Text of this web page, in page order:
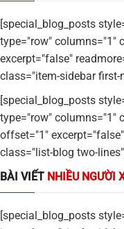
[special_blog_posts
type="row" columns="1"
excerpt="false"
class="item-sidebar first-
[special_blog_posts
type="row" columns="1"
offset="1"
class="list-blog two-
BÀI VIẾT NHIỀU NGƯỜI
[special_blog_posts